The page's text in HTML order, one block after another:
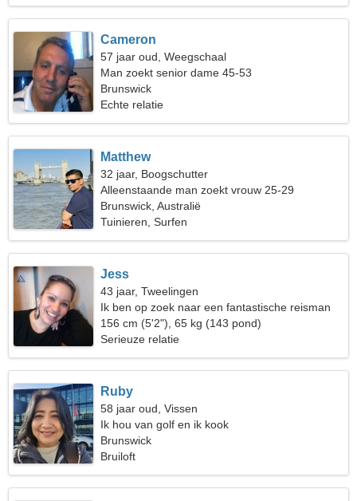
Cameron
57 jaar oud, Weegschaal
Man zoekt senior dame 45-53
Brunswick
Echte relatie
Matthew
32 jaar, Boogschutter
Alleenstaande man zoekt vrouw 25-29
Brunswick, Australië
Tuinieren, Surfen
Jess
43 jaar, Tweelingen
Ik ben op zoek naar een fantastische reisman
156 cm (5'2"), 65 kg (143 pond)
Serieuze relatie
Ruby
58 jaar oud, Vissen
Ik hou van golf en ik kook
Brunswick
Bruiloft